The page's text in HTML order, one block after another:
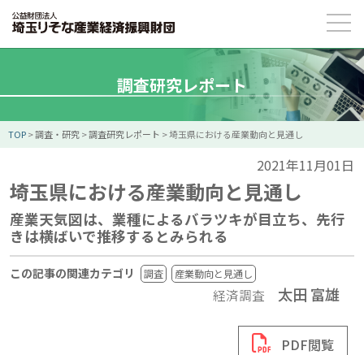
調査研究レポート
TOP>調査・研究>調査研究レポート >埼玉県における産業動向と見通し
2021年11月01日
埼玉県における産業動向と見通し
産業天気図は、業種によるバラツキが目立ち、先行
きは横ばいで推移するとみられる
この記事の関連カテゴリ 調査 産業動向と見通し
経済調査 太田 富雄
PDF閲覧